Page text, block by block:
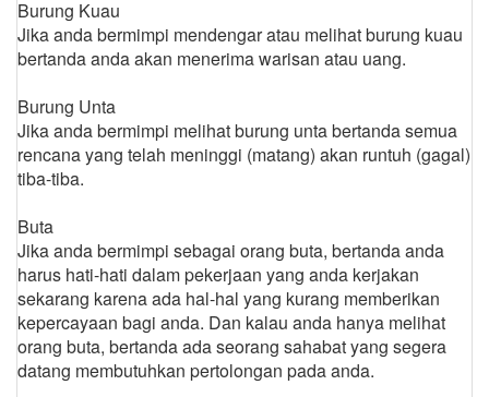
Burung Kuau
Jika anda bermimpi mendengar atau melihat burung kuau
bertanda anda akan menerima warisan atau uang.
Burung Unta
Jika anda bermimpi melihat burung unta bertanda semua
rencana yang telah meninggi (matang) akan runtuh (gagal)
tiba-tiba.
Buta
Jika anda bermimpi sebagai orang buta, bertanda anda
harus hati-hati dalam pekerjaan yang anda kerjakan
sekarang karena ada hal-hal yang kurang memberikan
kepercayaan bagi anda. Dan kalau anda hanya melihat
orang buta, bertanda ada seorang sahabat yang segera
datang membutuhkan pertolongan pada anda.